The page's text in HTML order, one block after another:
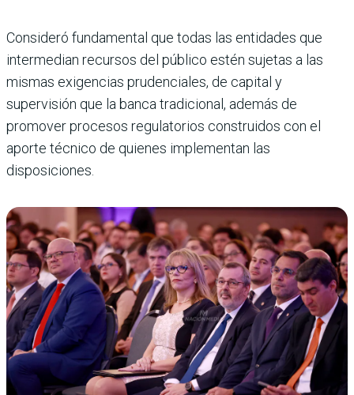
Consideró fundamental que todas las entidades que
intermedian recursos del público estén sujetas a las
mismas exigencias prudenciales, de capital y
supervisión que la banca tradicional, además de
promover procesos regulatorios construidos con el
aporte técnico de quienes implementan las
disposiciones.